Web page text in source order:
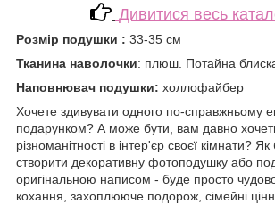
Дивитися весь
Розмір подушки : 33-35 см
Тканина наволочки: плюш. Потайна
Наповнювач подушки: холлофайбер
Хочете здивувати одного по-справжньому
подарунком? А може бути, вам давно
різноманітності в інтер'єр своєї кімнати? Як
створити декоративну фотоподушку або
оригінальною написом - буде просто
кохання, захоплююче подорож, сімейні